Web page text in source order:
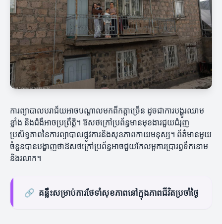
ការព្យាបាលបរាជ័យអាចបណ្តាលមកពីកត្តាច្រើន ដូចជាការបង្ហូរឈាម
ខ្លាំង និងជំងឺអាចប្រព្រឹត្តិ។ ឱសថក្រៅប្រព័ន្ធមានមុខងារជួយជំរុញ
ប្រសិទ្ធភាពនៃការព្យាបាលផ្លូវការនិងសុខភាពកាយមនុស្ស។ ព័ត៌មានមួយ
ចំនួនបានបង្ហាញថាឱសថក្រៅប្រព័ន្ធអាចជួយកែលម្អការប្រារព្ធទឹកនោម
និងរលាក។
🔗 គន្លឹះសម្រាប់ការថែទាំសុខភាពនៅក្នុងភាពជីវិតប្រចាំថ្ងៃ